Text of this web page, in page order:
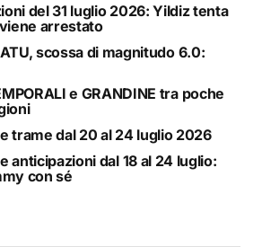
del 31 luglio 2026: Yildiz tenta
arrestato
scossa di magnitudo 6.0:
e GRANDINE tra poche
trame dal 20 al 24 luglio 2026
anticipazioni dal 18 al 24 luglio:
con sé